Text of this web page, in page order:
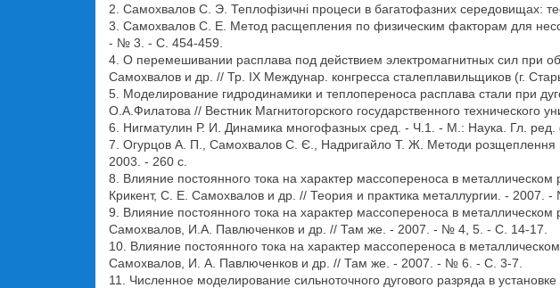
2. Самохвалов С. Э. Теплофiзичнi процеси в багатофазних середовищах:
3. Самохвалов С. Е. Метод расщепления по физическим факторам для
- № 3. - С. 454-459.
4. О перемешивании расплава под действием электромагнитных сил при
Самохвалов и др. // Тр. IХ Междунар. конгресса сталеплавильщиков (г.
5. Моделирование гидродинамики и теплопереноса расплава стали при
О.А.Филатова // Вестник Магнитогорского государственного
6. Нигматулин Р. И. Динамика многофазных сред. - Ч.1. - М.: Наука. Гл. ред.
7. Огурцов А. П., Самохвалов С. Є., Надригайло Т. Ж. Методи розщеплення в
2003. - 260 с.
8. Влияние постоянного тока на характер массопереноса в
Крикент, С. Е. Самохвалов и др. // Теория и практика металлургии. - 2007.
9. Влияние постоянного тока на характер массопереноса в
Самохвалов, И.А. Павлюченков и др. // Там же. - 2007. - № 4, 5. - С. 14-17.
10. Влияние постоянного тока на характер массопереноса в
Самохвалов, И. А. Павлюченков и др. // Там же. - 2007. - № 6. - С. 3-7.
11. Численное моделирование сильноточного дугового разряда в